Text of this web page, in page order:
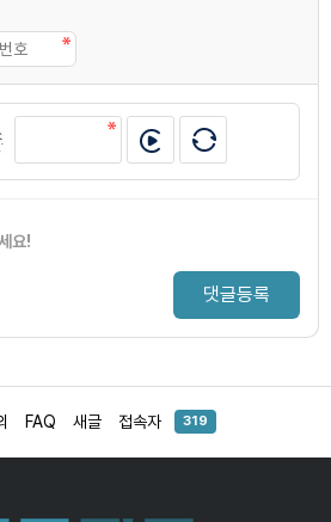
요!
댓글등록
FAQ 새글 접속자 319